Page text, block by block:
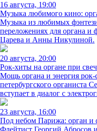
16 августа, 19:00
Музыка любимого кино:
Музыка из любимых
переложениях для органа и
Царева и Анны Никулиной.
20 августа, 20:00
Рок-хиты на органе при
Мощь органа и энергия
петербургского органиста
вступает в диалог с
23 августа, 16:00
Под небом Парижа: орган и
Флейтист Георгий Абросов